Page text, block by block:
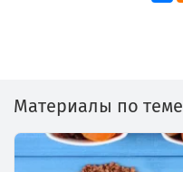
Материалы по теме